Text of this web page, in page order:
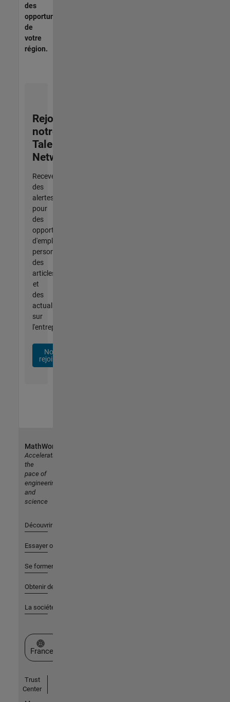
des
opportunités
de
votre
région.
Rejoignez
notre
Talent
Network
Recevez
des
alertes
pour
des
opportunités
d'emploi
personnalisées,
des
articles
et
des
actualités
sur
l'entreprise.
Nous
rejoindre
MathWorks
Accelerating
the
pace of
engineering
and
science
Découvrir les produits
Essayer ou acheter
Se former
Obtenir de l'aide
La société
Sélectionner un site web
France
Trust
Center